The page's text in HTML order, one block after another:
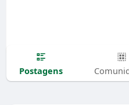
Postagens